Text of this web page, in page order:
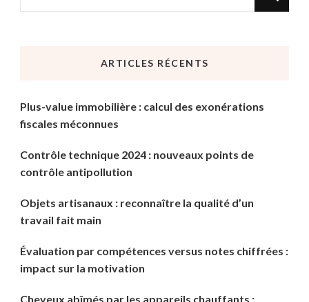
recherchiez
ARTICLES RÉCENTS
Plus-value immobilière : calcul des exonérations
fiscales méconnues
Contrôle technique 2024 : nouveaux points de
contrôle antipollution
Objets artisanaux : reconnaître la qualité d’un
travail fait main
Évaluation par compétences versus notes chiffrées :
impact sur la motivation
Cheveux abîmés par les appareils chauffants :